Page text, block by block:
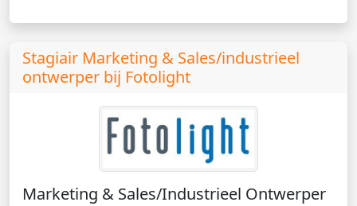
Stagiair Marketing & Sales/industrieel
ontwerper bij Fotolight
Marketing & Sales/Industrieel Ontwerper